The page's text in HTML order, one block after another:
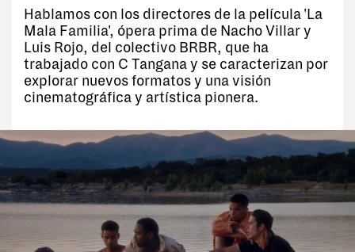
Hablamos con los directores de la película 'La
Mala Familia', ópera prima de Nacho Villar y
Luis Rojo, del colectivo BRBR, que ha
trabajado con C Tangana y se caracterizan por
explorar nuevos formatos y una visión
cinematográfica y artística pionera.
VÍDEOS
REVISTA
#Tentaciones
#Vicios
#Cultura
#Anti rutina